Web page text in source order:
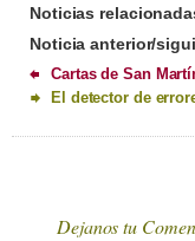
Noticias
Noticia anterior/
Cartas de San
El detector de
Dejanos tu